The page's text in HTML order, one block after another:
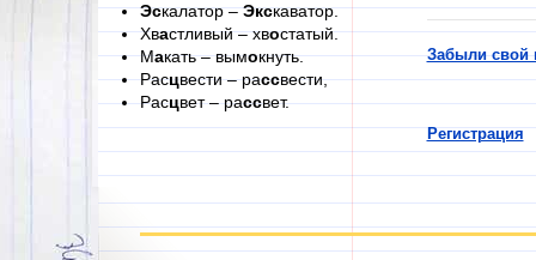
Эскалатор –Экскаватор.
Хвастливый – хвостатый.
Макать – вымокнуть.
Расцвести – рассвести,
Расцвет – рассвет.
Забыли свой
Регистрация